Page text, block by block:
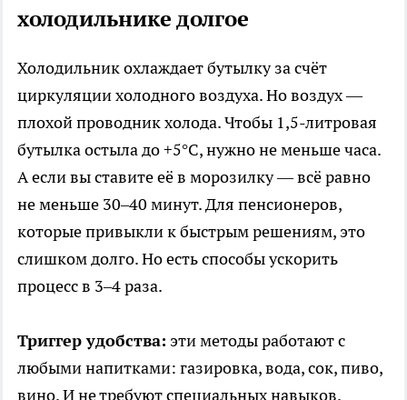
холодильнике долгое
Холодильник охлаждает бутылку за счёт
циркуляции холодного воздуха. Но воздух —
плохой проводник холода. Чтобы 1,5-литровая
бутылка остыла до +5°C, нужно не меньше часа.
А если вы ставите её в морозилку — всё равно
не меньше 30–40 минут. Для пенсионеров,
которые привыкли к быстрым решениям, это
слишком долго. Но есть способы ускорить
процесс в 3–4 раза.
Триггер удобства: эти методы работают с
любыми напитками: газировка, вода, сок, пиво,
вино. И не требуют специальных навыков.